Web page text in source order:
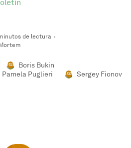
de lectura
Boris Bukin
Pamela Puglieri Sergey Fionov